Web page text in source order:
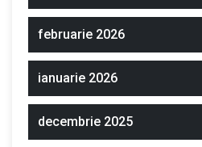
februarie 2026
ianuarie 2026
decembrie 2025